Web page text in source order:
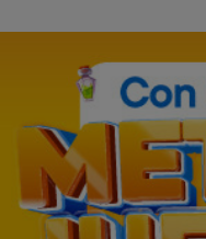
Casco con luz rosa
Art. 2.266
7.100 Metros
1.420 Metros + 4 x $470